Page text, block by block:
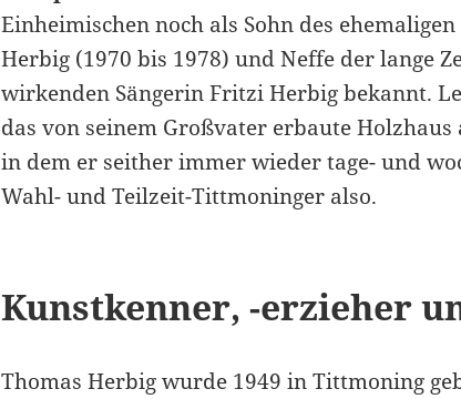
Einheimischen noch als Sohn des
Herbig (1970 bis 1978) und Neffe der lange
wirkenden Sängerin Fritzi Herbig bekannt.
das von seinem Großvater erbaute
in dem er seither immer wieder tage- und
Wahl- und Teilzeit-Tittmoninger also.
Kunstkenner, -erzieher
Thomas Herbig wurde 1949 in Tittmoning